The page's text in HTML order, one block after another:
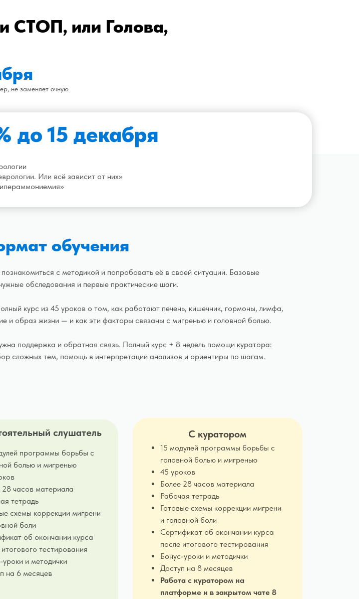
СТОП, или Голова,
не заменяет очную
Или всё зависит от них»
до 15 декабря
обучения
с методикой и попробовать её в своей ситуации. Базовые
обследования и первые практические шаги.
курс из 45 уроков о том, как работают печень, кишечник, гормоны, лимфа,
и образ жизни — и как эти факторы связаны с мигренью и головной болью.
поддержка и обратная связь. Полный курс + 8 недель помощи куратора:
сложных тем, помощь в интерпретации анализов и ориентиры по шагам.
слушатель С куратором
программы борьбы с
болью и мигренью
28 часов материала
тетрадь
схемы коррекции мигрени
боли
об окончании курса
тестирования
уроки и методички
на 6 месяцев
15 модулей программы борьбы с
головной болью и мигренью
45 уроков
Более 28 часов материала
Рабочая тетрадь
Готовые схемы коррекции мигрени
и головной боли
Сертификат об окончании курса
после итогового тестирования
Бонус-уроки и методички
Доступ на 8 месяцев
Работа с куратором на
платформе и в закрытом чате 8